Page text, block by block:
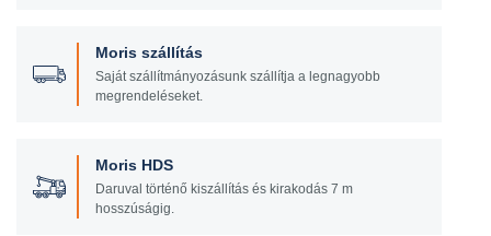
Moris szállítás
Saját szállítmányozásunk szállítja a legnagyobb
megrendeléseket.
Moris HDS
Daruval történő kiszállítás és kirakodás 7 m
hosszúságig.